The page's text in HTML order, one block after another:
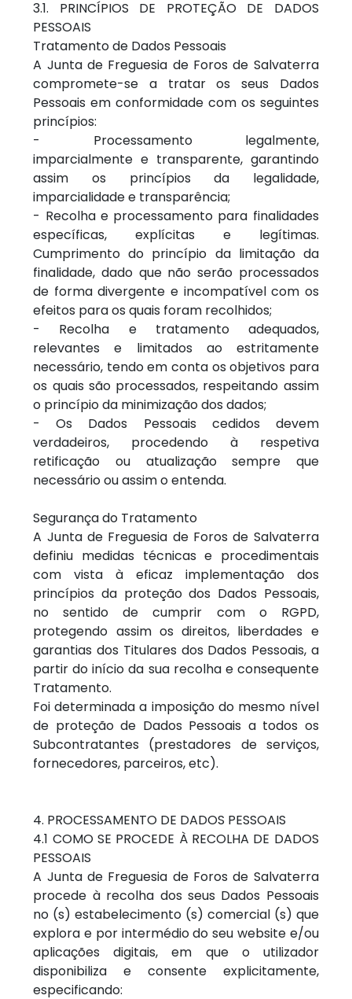
3.1. PRINCÍPIOS DE PROTEÇÃO DE DADOS
PESSOAIS
Tratamento de Dados Pessoais
A Junta de Freguesia de Foros de Salvaterra
compromete-se a tratar os seus Dados
Pessoais em conformidade com os seguintes
princípios:
- Processamento legalmente,
imparcialmente e transparente, garantindo
assim os princípios da legalidade,
imparcialidade e transparência;
- Recolha e processamento para finalidades
específicas, explícitas e legítimas.
Cumprimento do princípio da limitação da
finalidade, dado que não serão processados
de forma divergente e incompatível com os
efeitos para os quais foram recolhidos;
- Recolha e tratamento adequados,
relevantes e limitados ao estritamente
necessário, tendo em conta os objetivos para
os quais são processados, respeitando assim
o princípio da minimização dos dados;
- Os Dados Pessoais cedidos devem
verdadeiros, procedendo à respetiva
retificação ou atualização sempre que
necessário ou assim o entenda.
Segurança do Tratamento
A Junta de Freguesia de Foros de Salvaterra
definiu medidas técnicas e procedimentais
com vista à eficaz implementação dos
princípios da proteção dos Dados Pessoais,
no sentido de cumprir com o RGPD,
protegendo assim os direitos, liberdades e
garantias dos Titulares dos Dados Pessoais, a
partir do início da sua recolha e consequente
Tratamento.
Foi determinada a imposição do mesmo nível
de proteção de Dados Pessoais a todos os
Subcontratantes (prestadores de serviços,
fornecedores, parceiros, etc).
4. PROCESSAMENTO DE DADOS PESSOAIS
4.1 COMO SE PROCEDE À RECOLHA DE DADOS
PESSOAIS
A Junta de Freguesia de Foros de Salvaterra
procede à recolha dos seus Dados Pessoais
no (s) estabelecimento (s) comercial (s) que
explora e por intermédio do seu website e/ou
aplicações digitais, em que o utilizador
disponibiliza e consente explicitamente,
especificando: